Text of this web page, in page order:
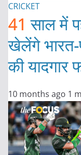
CRICKET
41 साल में
खेलेंगे
की यादगार
10 months ago 1